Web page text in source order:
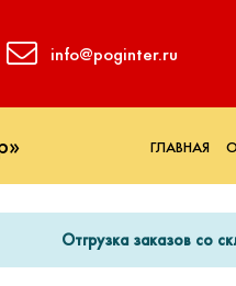
info@poginter.ru
ГЛАВНАЯ
Отгрузка заказов со